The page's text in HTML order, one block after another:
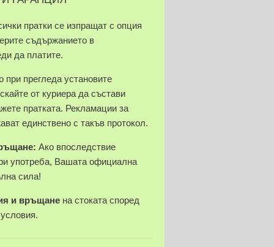
пратки се изпращат с опция
съдържанието в
да платите.
при прегледа установите
от куриера да състави
пратката. Рекламации за
единствено с такъв протокол.
Ако впоследствие
употреба, Вашата официална
сила!
и връщане на стоката според